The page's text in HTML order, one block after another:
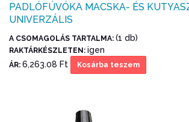
PADLÓFÚVÓKA MACSKA- ÉS
UNIVERZÁLIS
A CSOMAGOLÁS TARTALMA: (1 db)
RAKTÁRKÉSZLETEN: igen
ÁR: 6,263.08 Ft Kosárba teszem